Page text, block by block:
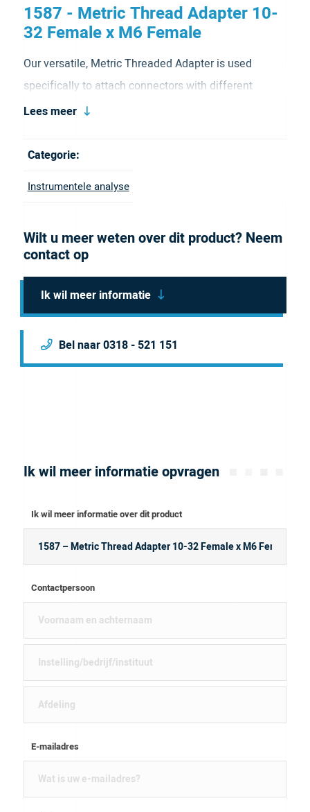
1587 - Metric Thread Adapter 10-
32 Female x M6 Female
Our versatile, Metric Threaded Adapter is used
specifically to attach connectors with different
threads. It is made from stainless steel, which offers
Female 10-32 Coned to Male M6 Flat Bottom Thread
Lees meer
Categorie:
Instrumentele analyse
Wilt u meer weten over dit product? Neem
contact op
Ik wil meer informatie
Bel naar 0318 - 521 151
Ik wil meer informatie opvragen
Ik wil meer informatie over dit product
Contactpersoon
E-mailadres